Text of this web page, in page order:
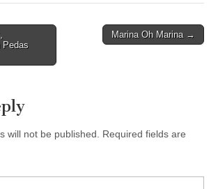
Pedas
Marina Oh Marina →
will not be published.
Required fields are